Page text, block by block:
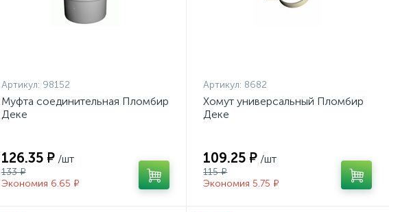
Артикул: 98152
Муфта соединительная Пломбир
Деке
126.35 ₽ /шт
133 ₽
Экономия 6.65 ₽
Артикул: 8682
Хомут универсальный Пломбир
Деке
109.25 ₽ /шт
115 ₽
Экономия 5.75 ₽